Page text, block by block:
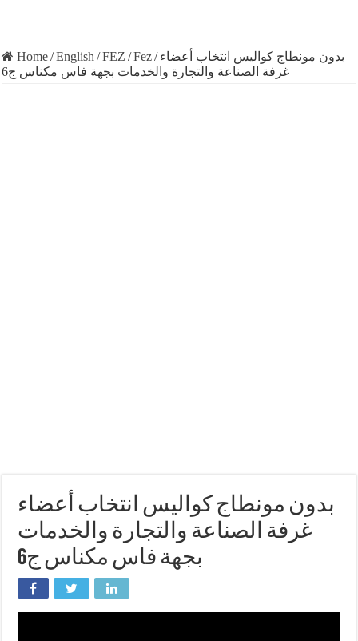
Home/English /FEZ /Fez/ بدون مونطاج كواليس انتخاب أعضاء
غرفة الصناعة والتجارة والخدمات بجهة فاس مكناس ج6
بدون مونطاج كواليس انتخاب أعضاء
غرفة الصناعة والتجارة والخدمات
بجهة فاس مكناس ج6